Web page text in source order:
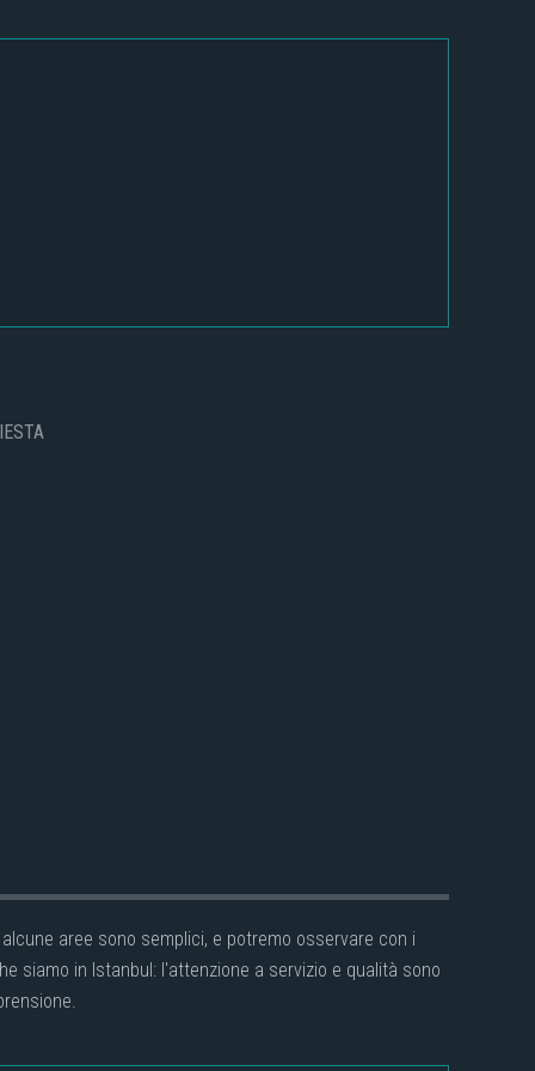
aree sono semplici, e potremo osservare con i
siamo in Istanbul: l'attenzione a servizio e qualità sono